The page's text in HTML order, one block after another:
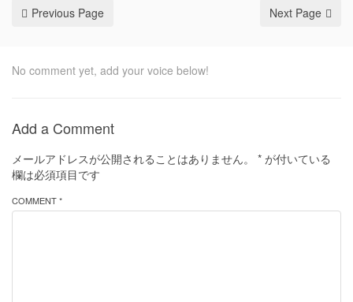
Previous Page Next Page
No comment yet, add your voice below!
Add a Comment
メールアドレスが公開されることはありません。 * が付いている
欄は必須項目です
COMMENT *